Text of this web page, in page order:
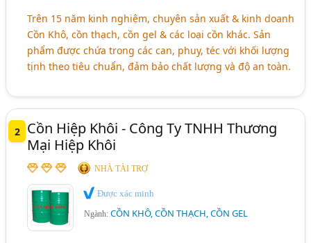
Trên 15 năm kinh nghiệm, chuyên sản xuất & kinh doanh
Cồn Khô, cồn thạch, cồn gel & các loại cồn khác. Sản
phẩm được chứa trong các can, phuy, téc với khối lượng
tịnh theo tiêu chuẩn, đảm bảo chất lượng và độ an toàn.
2
Cồn Hiệp Khôi - Công Ty TNHH Thương
Mại Hiệp Khôi
NHÀ TÀI TRỢ
Được xác minh
Ngành:CỒN KHÔ, CỒN THẠCH, CỒN GEL